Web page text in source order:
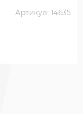
Артикул: 14635